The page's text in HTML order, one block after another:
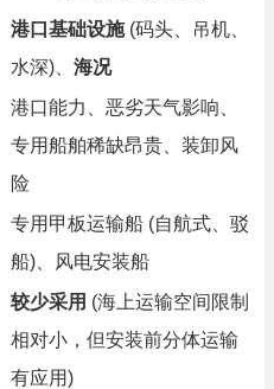
港口基础设施(码头、吊机、
水深)、 海况
港口能力、恶劣天气影响、
专用船舶稀缺昂贵、装卸风
险
专用甲板运输船 (自航式、驳
船)、风电安装船
较少采用 (海上运输空间限制
相对小，但安装前分体运输
有应用)